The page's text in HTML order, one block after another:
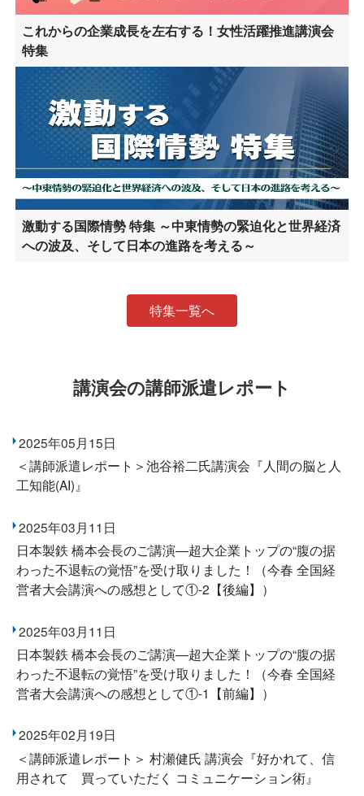
これからの企業成長を左右する！女性活躍推進講演会
特集
激動する国際情勢 特集 ～中東情勢の緊迫化と世界経済
への波及、そして日本の進路を考える～
特集一覧へ
講演会の講師派遣レポート
2025年05月15日
＜講師派遣レポート＞池谷裕二氏講演会『人間の脳と人
工知能(AI)』
2025年03月11日
日本製鉄 橋本会長のご講演―超大企業トップの“腹の据
わった不退転の覚悟”を受け取りました！（今春 全国経
営者大会講演への感想として①-2【後編】）
2025年03月11日
日本製鉄 橋本会長のご講演―超大企業トップの“腹の据
わった不退転の覚悟”を受け取りました！（今春 全国経
営者大会講演への感想として①-1【前編】）
2025年02月19日
＜講師派遣レポート＞ 村瀬健氏 講演会『好かれて、信
用されて 買っていただく コミュニケーション術』